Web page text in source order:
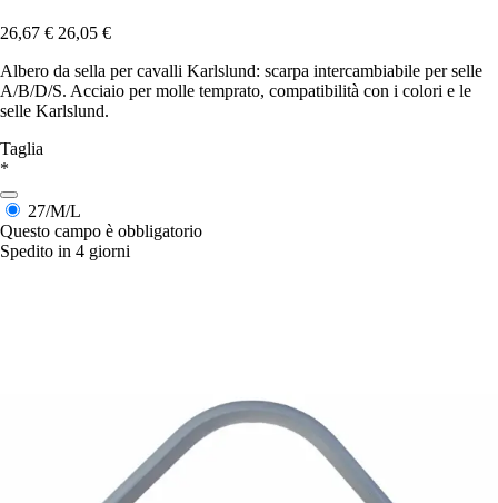
26,67 € 26,05 €
Albero da sella per cavalli Karlslund: scarpa intercambiabile per selle
A/B/D/S. Acciaio per molle temprato, compatibilità con i colori e le
selle Karlslund.
Taglia
*
27/M/L
Questo campo è obbligatorio
Spedito in 4 giorni